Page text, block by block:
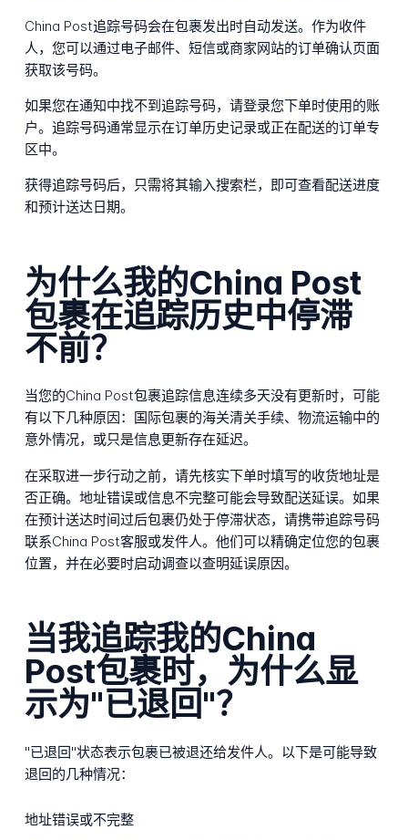
China Post追踪号码会在包裹发出时自动发送。作为收件
人，您可以通过电子邮件、短信或商家网站的订单确认页面
获取该号码。
如果您在通知中找不到追踪号码，请登录您下单时使用的账
户。追踪号码通常显示在订单历史记录或正在配送的订单专
区中。
获得追踪号码后，只需将其输入搜索栏，即可查看配送进度
和预计送达日期。
为什么我的China Post
包裹在追踪历史中停滞
不前？
当您的China Post包裹追踪信息连续多天没有更新时，可能
有以下几种原因：国际包裹的海关清关手续、物流运输中的
意外情况，或只是信息更新存在延迟。
在采取进一步行动之前，请先核实下单时填写的收货地址是
否正确。地址错误或信息不完整可能会导致配送延误。如果
在预计送达时间过后包裹仍处于停滞状态，请携带追踪号码
联系China Post客服或发件人。他们可以精确定位您的包裹
位置，并在必要时启动调查以查明延误原因。
当我追踪我的China
Post包裹时，为什么显
示为"已退回"？
"已退回"状态表示包裹已被退还给发件人。以下是可能导致
退回的几种情况：
地址错误或不完整